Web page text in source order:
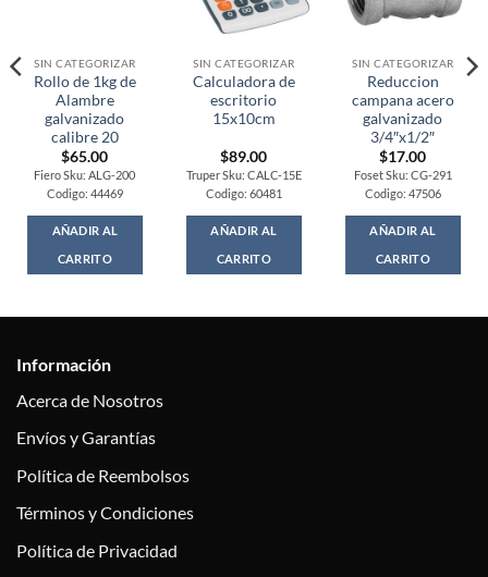
SIN CATEGORIZAR
Rollo de 1kg de
Alambre
galvanizado
calibre 20
$65.00
Fiero Sku: ALG-200
Codigo: 44469
AÑADIR AL
CARRITO
SIN CATEGORIZAR
Calculadora de
escritorio
15x10cm
$89.00
Truper Sku: CALC-15E
Codigo: 60481
AÑADIR AL
CARRITO
SIN CATEGORIZAR
Reduccion
campana acero
galvanizado
3/4″x1/2″
$17.00
Foset Sku: CG-291
Codigo: 47506
AÑADIR AL
CARRITO
Información
Acerca de Nosotros
Envíos y Garantías
Política de Reembolsos
Términos y Condiciones
Política de Privacidad